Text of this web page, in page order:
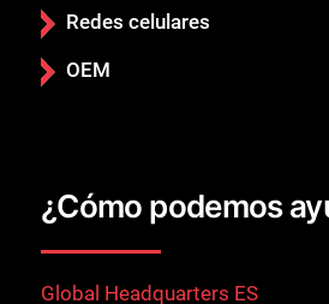
Redes celulares
OEM
¿Cómo podemos
Global Headquarters ES